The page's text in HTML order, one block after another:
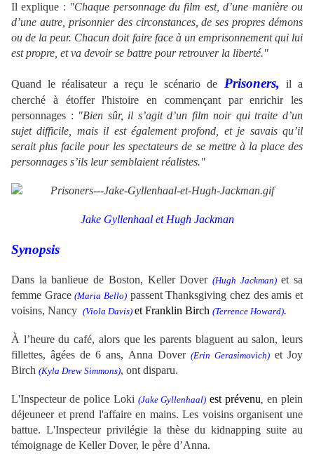
Il explique : "Chaque personnage du film est, d’une manière ou
d’une autre, prisonnier des circonstances, de ses propres démons
ou de la peur. Chacun doit faire face à un emprisonnement qui lui
est propre, et va devoir se battre pour retrouver la liberté."
Quand le réalisateur a reçu le scénario de Prisoners, il a
cherché à étoffer l'histoire en commençant par enrichir les
personnages : "Bien sûr, il s’agit d’un film noir qui traite d’un
sujet difficile, mais il est également profond, et je savais qu’il
serait plus facile pour les spectateurs de se mettre à la place des
personnages s’ils leur semblaient réalistes."
Jake Gyllenhaal et Hugh Jackman
Synopsis
Dans la banlieue de Boston, Keller Dover (Hugh Jackman)et sa
femme Grace(Maria Bello) passent Thanksgiving chez des amis et
voisins, Nancy (Viola Davis) et Franklin Birch (Terrence Howard).
À l’heure du café, alors que les parents blaguent au salon, leurs
fillettes, âgées de 6 ans, Anna Dover (Erin Gerasimovich)et Joy
Birch (Kyla Drew Simmons), ont disparu.
L'Inspecteur de police Loki (Jake Gyllenhaal) est prévenu, en plein
déjeuneer et prend l'affaire en mains. Les voisins organisent une
battue. L'Inspecteur privilégie la thèse du kidnapping suite au
témoignage de Keller Dover, le père d’Anna.